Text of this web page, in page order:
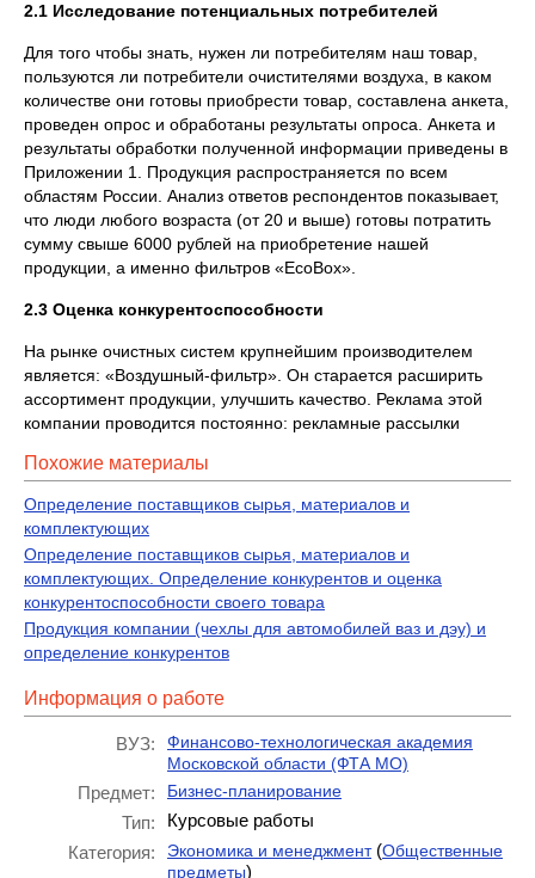
2.1 Исследование потенциальных потребителей
Для того чтобы знать, нужен ли потребителям наш товар,
пользуются ли потребители очистителями воздуха, в каком
количестве они готовы приобрести товар, составлена анкета,
проведен опрос и обработаны результаты опроса. Анкета и
результаты обработки полученной информации приведены в
Приложении 1. Продукция распространяется по всем
областям России. Анализ ответов респондентов показывает,
что люди любого возраста (от 20 и выше) готовы потратить
сумму свыше 6000 рублей на приобретение нашей
продукции, а именно фильтров «EcoBox».
2.3 Оценка конкурентоспособности
На рынке очистных систем крупнейшим производителем
является: «Воздушный-фильтр». Он старается расширить
ассортимент продукции, улучшить качество. Реклама этой
компании проводится постоянно: рекламные рассылки
Похожие материалы
Определение поставщиков сырья, материалов и
комплектующих
Определение поставщиков сырья, материалов и
комплектующих. Определение конкурентов и оценка
конкурентоспособности своего товара
Продукция компании (чехлы для автомобилей ваз и дэу) и
определение конкурентов
Информация о работе
ВУЗ:
Финансово-технологическая академия
Московской области (ФТА МО)
Предмет: Бизнес-планирование
Тип:
Курсовые работы
Категория:
Экономика и менеджмент(Общественные
предметы)